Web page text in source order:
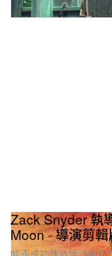
Zack Snyder 執
Moon - 導演剪